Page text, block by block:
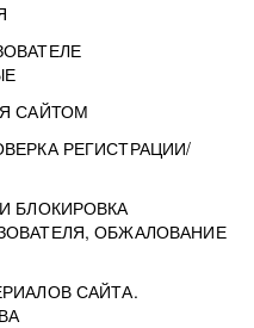
САЙТОМ
РЕГИСТРАЦИИ/
БЛОКИРОВКА
ОБЖАЛОВАНИЕ
САЙТА.